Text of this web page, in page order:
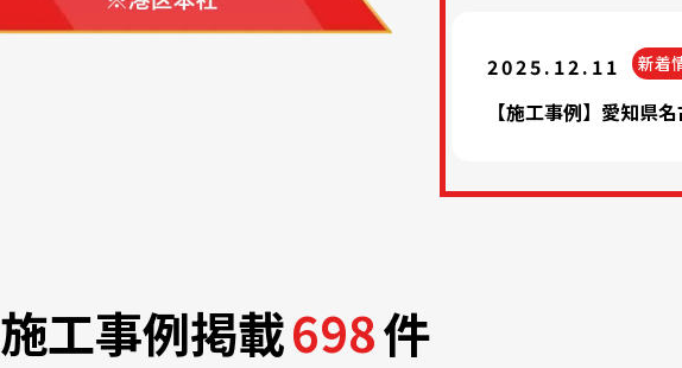
2025.12.11 新着
【施工事例】愛知県
施工事例掲載698件